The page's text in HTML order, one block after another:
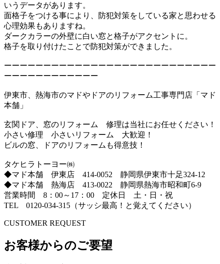
いうデータがあります。
面格子をつける事により、防犯対策をしている家と思わせる
心理効果もありますね。
ダークカラーの外壁に白い窓と格子がアクセントに。
格子を取り付けたことで防犯対策ができました。
ーーーーーーーーーーーーーーーーーーーーーーーーーーー
ーーーーーーーーーーーー
伊東市、熱海市のマドやドアのリフォーム工事専門店「マド
本舗」
玄関ドア、窓のリフォーム 修理は当社にお任せください！
小さい修理 小さいリフォーム 大歓迎！
ビルの窓、ドアのリフォームも得意技！
タケヒラトーヨー㈱
◆マド本舗 伊東店 414-0052 静岡県伊東市十足324-12
◆マド本舗 熱海店 413-0022 静岡県熱海市昭和町6-9
営業時間 8：00～17：00 定休日 土・日・祝
TEL 0120-034-315（サッシ最高！と覚えてください）
CUSTOMER REQUEST
お客様からのご要望